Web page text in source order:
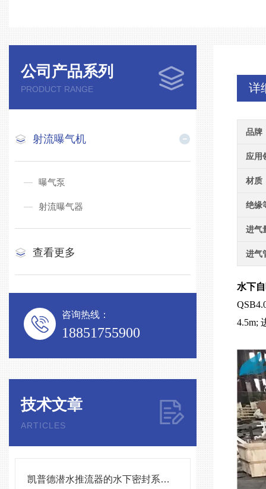
公司产品系列
PRODUCT RANGE
射流曝气机
曝气泵
射流曝气器
查看更多
咨询热线：
18851755900
技术文章
ARTICLES
凯普德潜水推流器的水下密封系统维护全流程指南说明
详
品牌
应用
材质
绝缘
进气
进气
水下
4.5m;